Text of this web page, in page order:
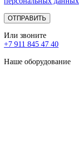
Или звоните
+7 911 845 47 40
Наше оборудование